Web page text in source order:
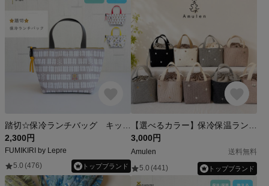
2,300円
FUMIKIRI by Lepre
5.0 (476) トップブランド
3,000円
Amulen
送料無料
5.0 (441) トップブランド